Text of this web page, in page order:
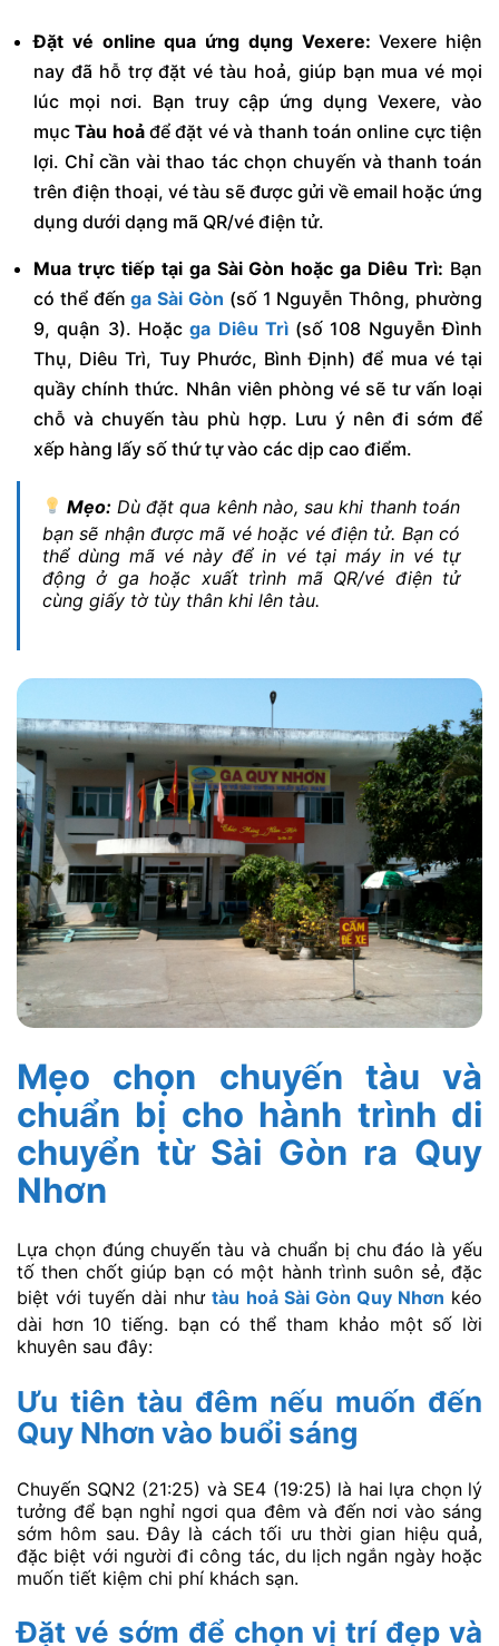
Đặt vé online qua ứng dụng Vexere: Vexere hiện
nay đã hỗ trợ đặt vé tàu hoả, giúp bạn mua vé mọi
lúc mọi nơi. Bạn truy cập ứng dụng Vexere, vào
mụcTàu hoảđể đặt vé và thanh toán online cực tiện
lợi. Chỉ cần vài thao tác chọn chuyến và thanh toán
trên điện thoại, vé tàu sẽ được gửi về email hoặc ứng
dụng dưới dạng mã QR/vé điện tử.
Mua trực tiếp tại ga Sài Gòn hoặc ga Diêu Trì: Bạn
có thể đếnga Sài Gòn (số 1 Nguyễn Thông, phường
9, quận 3). Hoặcga Diêu Trì(số 108 Nguyễn Đình
Thụ, Diêu Trì, Tuy Phước, Bình Định) để mua vé tại
quầy chính thức. Nhân viên phòng vé sẽ tư vấn loại
chỗ và chuyến tàu phù hợp. Lưu ý nên đi sớm để
xếp hàng lấy số thứ tự vào các dịp cao điểm.
Mẹo: Dù đặt qua kênh nào, sau khi thanh toán
bạn sẽ nhận được mã vé hoặc vé điện tử. Bạn có
thể dùng mã vé này để in vé tại máy in vé tự
động ở ga hoặc xuất trình mã QR/vé điện tử
cùng giấy tờ tùy thân khi lên tàu.
Mẹo chọn chuyến tàu và
chuẩn bị cho hành trình di
chuyển từ Sài Gòn ra Quy
Nhơn
Lựa chọn đúng chuyến tàu và chuẩn bị chu đáo là yếu
tố then chốt giúp bạn có một hành trình suôn sẻ, đặc
biệt với tuyến dài nhưtàu hoả Sài Gòn Quy Nhơn kéo
dài hơn 10 tiếng. bạn có thể tham khảo một số lời
khuyên sau đây:
Ưu tiên tàu đêm nếu muốn đến
Quy Nhơn vào buổi sáng
Chuyến SQN2 (21:25) và SE4 (19:25) là hai lựa chọn lý
tưởng để bạn nghỉ ngơi qua đêm và đến nơi vào sáng
sớm hôm sau. Đây là cách tối ưu thời gian hiệu quả,
đặc biệt với người đi công tác, du lịch ngắn ngày hoặc
muốn tiết kiệm chi phí khách sạn.
Đặt vé sớm để chọn vị trí đẹp và